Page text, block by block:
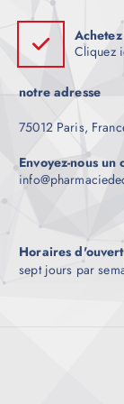
Cliquez
notre adresse
75012 Paris,
Envoyez-nous
Horaires
sept jours par